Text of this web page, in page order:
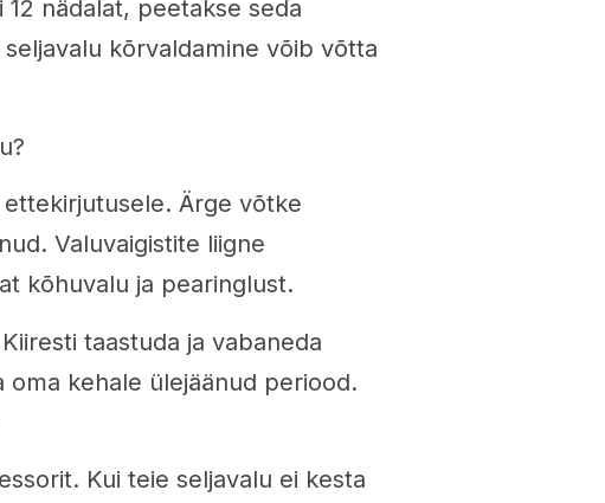
nädalat, peetakse seda
kõrvaldamine võib võtta
Ärge võtke
Valuvaigistite liigne
kõhuvalu ja pearinglust.
taastuda ja vabaneda
oma kehale ülejäänud periood.
Kui teie seljavalu ei kesta